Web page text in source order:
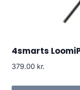
4smarts
379.00 kr.